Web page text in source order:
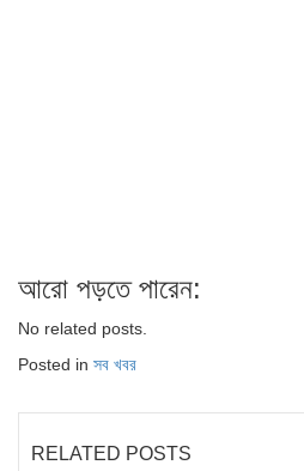
আরো পড়তে পারেন:
No related posts.
Posted in সব খবর
RELATED POSTS